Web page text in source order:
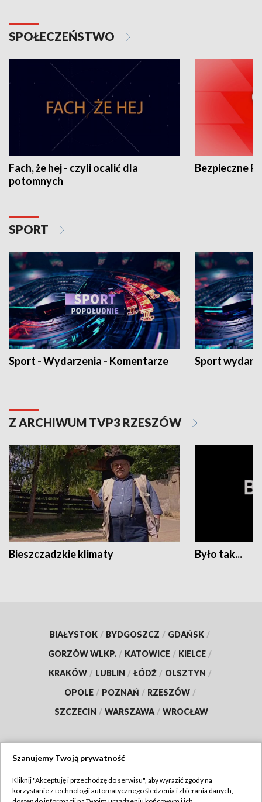
SPOŁECZEŃSTWO
Fach, że hej - czyli ocalić dla
potomnych
Bezpieczne
SPORT
Sport - Wydarzenia - Komentarze Sport
Z ARCHIWUM TVP3 RZESZÓW
Bieszczadzkie klimaty Było tak...
BIAŁYSTOK / BYDGOSZCZ / GDAŃSK /
GORZÓW WLKP. / KATOWICE / KIELCE /
KRAKÓW / LUBLIN / ŁÓDŹ / OLSZTYN /
OPOLE / POZNAŃ / RZESZÓW /
SZCZECIN / WARSZAWA / WROCŁAW
TVP
Szanujemy Twoją prywatność
Kliknij "Akceptuję i przechodzę do serwisu", aby wyrazić zgody na
korzystanie z technologii automatycznego śledzenia i zbierania danych,